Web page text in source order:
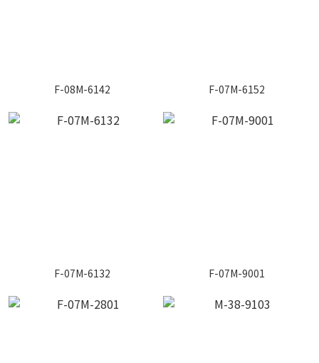
F-08M-6142 F-07M-6152
F-07M-6132 F-07M-9001